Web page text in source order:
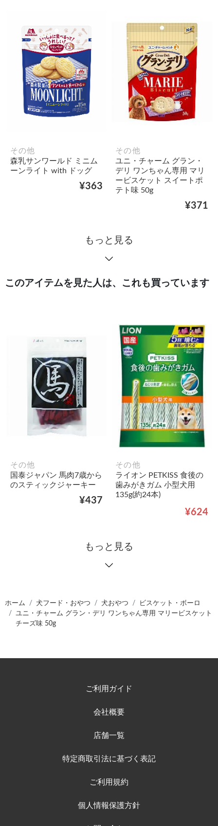
その他
森乳サンワールド ミニム
ーンライト with ドッグ
¥363
その他
ユニ・チャーム グラン・
デリ ワンちゃん専用 マリ
ービスケット スイートポ
テト味 50g
¥371
もっと見る
このアイテムを見た人は、これも買っています
その他
国泰ジャパン 馬肉7歳から
のスティックジャーキー
¥437
その他
ライオン PETKISS 食後の
歯みがきガム 小型犬用
135g(約24本)
¥624
もっと見る
ホーム 犬フード・おやつ 犬おやつ
ビスケット・ボーロ
ユニ・チャーム グラン・デリ ワンちゃん専用 マリービスケット
チーズ味 50g
ご利用ガイド
会社概要
店舗一覧
特定商取引法に基づく表記
ご利用規約
個人情報保護方針